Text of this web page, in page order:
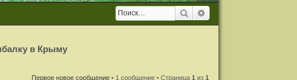
Поиск
в Крыму
Первое новое сообщение • 1 сообщение • Страница1 из1